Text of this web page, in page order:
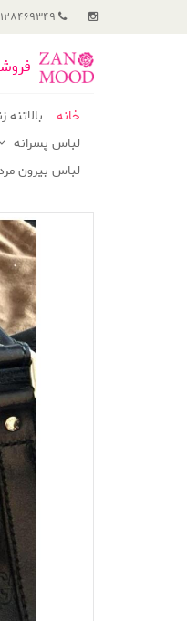
خانه بالاتنه
لباس پسرانه
لباس بیرون